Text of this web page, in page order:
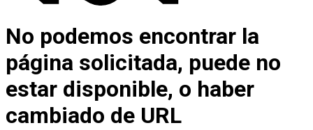
No podemos encontrar la
página solicitada, puede no
estar disponible, o haber
cambiado de URL